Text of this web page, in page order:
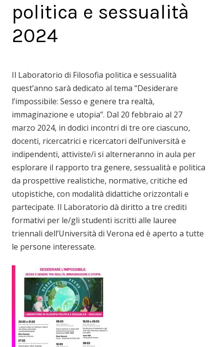
politica e sessualità
2024
Il Laboratorio di Filosofia politica e sessualità
quest’anno sarà dedicato al tema “Desiderare
l’impossibile: Sesso e genere tra realtà,
immaginazione e utopia”. Dal 20 febbraio al 27
marzo 2024, in dodici incontri di tre ore ciascuno,
docenti, ricercatrici e ricercatori dell’università e
indipendenti, attiviste/i si alterneranno in aula per
esplorare il rapporto tra genere, sessualità e politica
da prospettive realistiche, normative, critiche ed
utopistiche, con modalità didattiche orizzontali e
partecipate. Il Laboratorio dà diritto a tre crediti
formativi per le/gli studenti iscritti alle lauree
triennali dell’Università di Verona ed è aperto a tutte
le persone interessate.